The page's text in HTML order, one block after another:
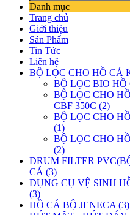
Danh mục
Trang chủ
Giới thiệu
Sản Phẩm
Tin Tức
Liên hệ
BỘ LỌC CHO HỒ CÁ
BỘ LỌC BIO
BỘ LỌC CHO
CBF 350C (2)
BỘ LỌC CHO
(1)
BỘ LỌC CHO
(2)
DRUM FILTER
CÁ (3)
DỤNG CỤ VỆ SINH
(3)
HỒ CÁ BỘ JENECA (3)